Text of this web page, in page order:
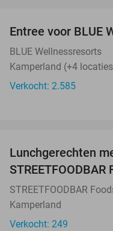
Entree voor BLUE
BLUE Wellnessresorts
Kamperland (+4
Verkocht: 2.585
Lunchgerechten
STREETFOODBAR
Kamperland
Verkocht: 249